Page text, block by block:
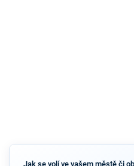
Jak se volí ve vašem městě či